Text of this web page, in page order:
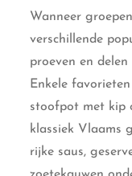
Wanneer
verschillende
proeven en
Enkele
stoofpot met kip
klassiek Vlaams
rijke saus,